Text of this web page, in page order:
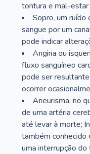
tontura e mal-
Sopro, um ruído
sangue por um
pode indicar
Angina ou
fluxo sanguíneo
pode ser
ocorrer
Aneurisma, no
de uma artéria
até levar à morte;
também conhecido
uma interrupção